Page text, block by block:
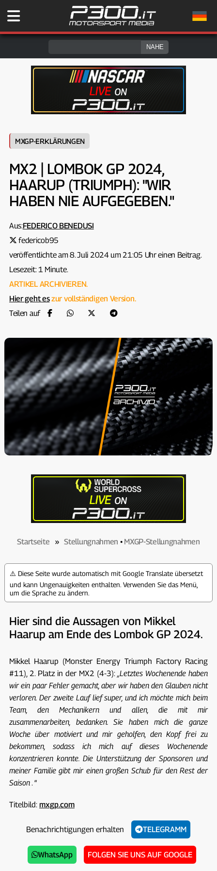
MXGP-ERKLÄRUNGEN
MX2 | LOMBOK GP 2024,
HAARUP (TRIUMPH): "WIR
HABEN NIE AUFGEGEBEN."
Aus:FEDERICO BENEDUSI
federicob95
veröffentlichte am 8. Juli 2024 um 21:05 Uhr einen Beitrag.
Lesezeit: 1 Minute.
ARTIKEL ARCHIVIEREN.
Hier geht eszur vollständigen Version.
Teilen auf
Startseite »Stellungnahmen • MXGP-Stellungnahmen
⚠️ Diese Seite wurde automatisch mit Google Translate übersetzt
und kann Ungenauigkeiten enthalten. Verwenden Sie das Menü,
um die Sprache zu ändern.
Hier sind die Aussagen von Mikkel
Haarup am Ende des Lombok GP 2024.
Mikkel Haarup (Monster Energy Triumph Factory Racing
#11), 2. Platz in der MX2 (4-3):„Letztes Wochenende haben
wir ein paar Fehler gemacht, aber wir haben den Glauben nicht
verloren. Der zweite Lauf lief super, und ich möchte mich beim
Team, den Mechanikern und allen, die mit mir
zusammenarbeiten, bedanken. Sie haben mich die ganze
Woche über motiviert und mir geholfen, den Kopf frei zu
bekommen, sodass ich mich auf dieses Wochenende
konzentrieren konnte. Die Unterstützung der Sponsoren und
meiner Familie gibt mir einen großen Schub für den Rest der
Saison. “
Titelbild: mxgp.com
Benachrichtigungen erhalten TELEGRAMM
WhatsApp FOLGEN SIE UNS AUF GOOGLE